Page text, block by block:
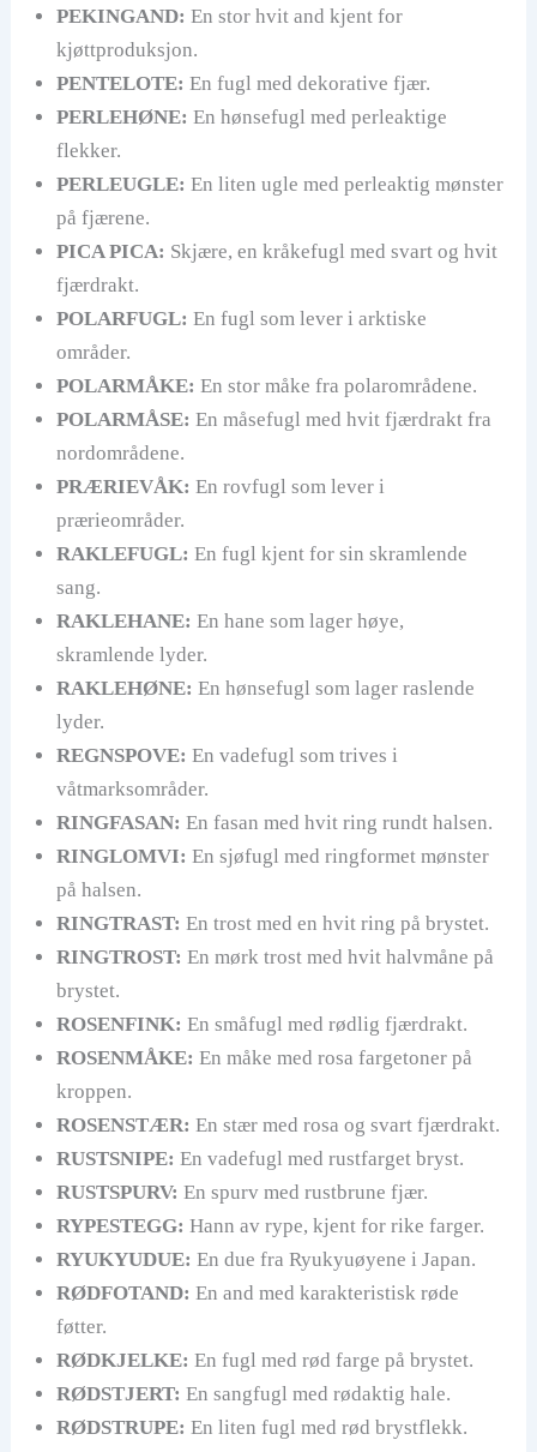
PEKINGAND: En stor hvit and kjent for
kjøttproduksjon.
PENTELOTE: En fugl med dekorative fjær.
PERLEHØNE: En hønsefugl med perleaktige
flekker.
PERLEUGLE: En liten ugle med perleaktig mønster
på fjærene.
PICA PICA: Skjære, en kråkefugl med svart og hvit
fjærdrakt.
POLARFUGL: En fugl som lever i arktiske
områder.
POLARMÅKE: En stor måke fra polarområdene.
POLARMÅSE: En måsefugl med hvit fjærdrakt fra
nordområdene.
PRÆRIEVÅK: En rovfugl som lever i
prærieområder.
RAKLEFUGL: En fugl kjent for sin skramlende
sang.
RAKLEHANE: En hane som lager høye,
skramlende lyder.
RAKLEHØNE: En hønsefugl som lager raslende
lyder.
REGNSPOVE: En vadefugl som trives i
våtmarksområder.
RINGFASAN: En fasan med hvit ring rundt halsen.
RINGLOMVI: En sjøfugl med ringformet mønster
på halsen.
RINGTRAST: En trost med en hvit ring på brystet.
RINGTROST: En mørk trost med hvit halvmåne på
brystet.
ROSENFINK: En småfugl med rødlig fjærdrakt.
ROSENMÅKE: En måke med rosa fargetoner på
kroppen.
ROSENSTÆR: En stær med rosa og svart fjærdrakt.
RUSTSNIPE: En vadefugl med rustfarget bryst.
RUSTSPURV: En spurv med rustbrune fjær.
RYPESTEGG: Hann av rype, kjent for rike farger.
RYUKYUDUE: En due fra Ryukyuøyene i Japan.
RØDFOTAND: En and med karakteristisk røde
føtter.
RØDKJELKE: En fugl med rød farge på brystet.
RØDSTJERT: En sangfugl med rødaktig hale.
RØDSTRUPE: En liten fugl med rød brystflekk.